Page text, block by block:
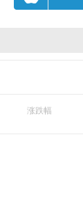
涨跌幅